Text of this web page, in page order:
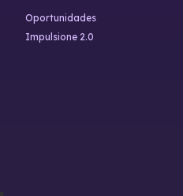
Oportunidades
Impulsione 2.0